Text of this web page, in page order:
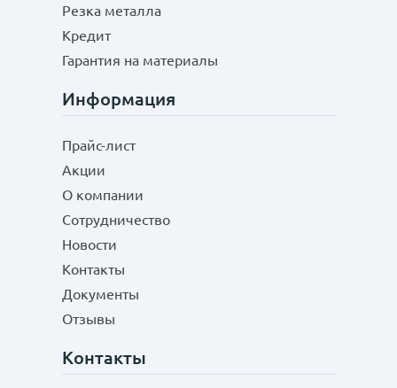
Резка металла
Кредит
Гарантия на материалы
Информация
Прайс-лист
Акции
О компании
Сотрудничество
Новости
Контакты
Документы
Отзывы
Контакты